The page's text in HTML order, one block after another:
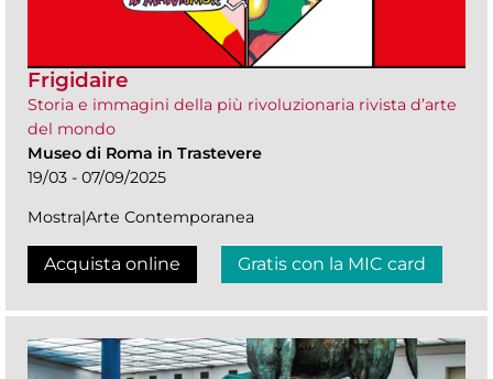
Frigidaire
Storia e immagini della più rivoluzionaria rivista d’arte
del mondo
Museo di Roma in Trastevere
19/03 - 07/09/2025
Mostra|Arte Contemporanea
Acquista online Gratis con la MIC card